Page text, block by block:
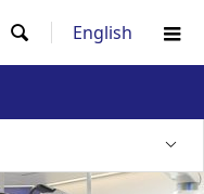
 English